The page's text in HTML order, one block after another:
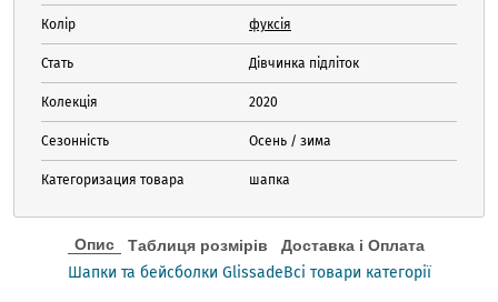
Колір фуксія
Стать Дівчинка підліток
Колекція 2020
Сезонність Осень / зима
Категоризация товара шапка
Опис Таблиця розмірів Доставка і Оплата
Шапки та бейсболки GlissadeВсі товари категорії